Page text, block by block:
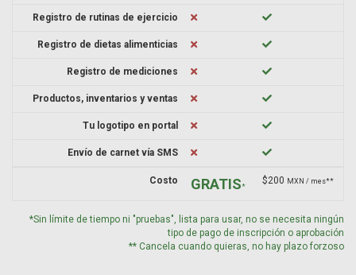
Registro de rutinas de ejercicio
Registro de dietas alimenticias
Registro de mediciones
Productos, inventarios y ventas
Tu logotipo en portal
Envío de carnet vía SMS
Costo GRATIS*
$200 MXN / mes**
*Sin límite de tiempo ni "pruebas", lista para usar, no se necesita ningún
tipo de pago de inscripción o aprobación
** Cancela cuando quieras, no hay plazo forzoso